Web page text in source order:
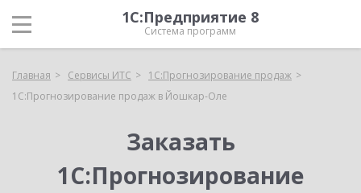
1С:Предприятие 8
Система программ
Главная Сервисы ИТС
1С:Прогнозирование продаж
1С:Прогнозирование продаж в Йошкар-Оле
Заказать
1С:Прогнозирование